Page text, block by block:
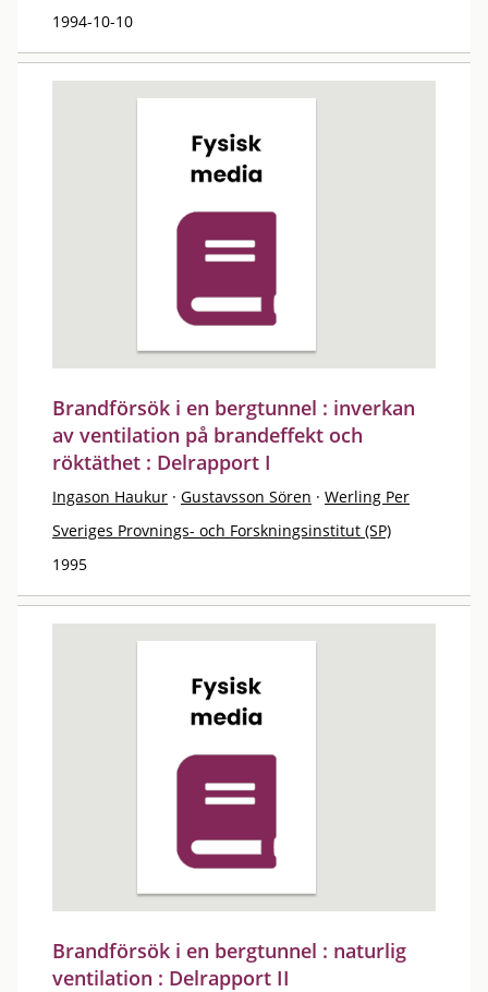
1994-10-10
Brandförsök i en bergtunnel : inverkan
av ventilation på brandeffekt och
röktäthet : Delrapport I
Ingason Haukur · Gustavsson Sören · Werling Per
Sveriges Provnings- och Forskningsinstitut (SP)
1995
Brandförsök i en bergtunnel : naturlig
ventilation : Delrapport II